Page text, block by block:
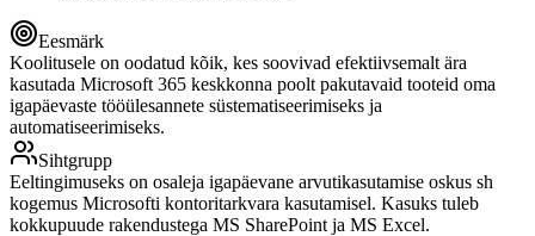
Eesmärk
Koolitusele on oodatud kõik, kes soovivad efektiivsemalt ära
kasutada Microsoft 365 keskkonna poolt pakutavaid tooteid oma
igapäevaste tööülesannete süstematiseerimiseks ja
automatiseerimiseks.
Sihtgrupp
Eeltingimuseks on osaleja igapäevane arvutikasutamise oskus sh
kogemus Microsofti kontoritarkvara kasutamisel. Kasuks tuleb
kokkupuude rakendustega MS SharePoint ja MS Excel.